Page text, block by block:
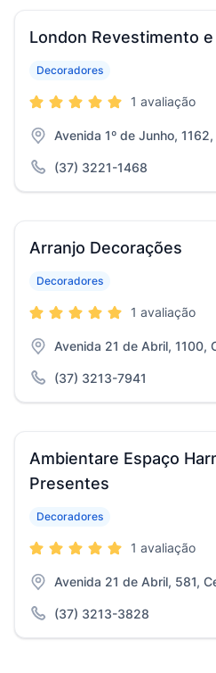
London Revestimento
Decoradores
1 avaliação
Avenida 1º de Junho,
(37) 3221-1468
Arranjo Decorações
Decoradores
1 avaliação
Avenida 21 de Abril, 1100,
(37) 3213-7941
Ambientare Espaço
Presentes
Decoradores
1 avaliação
Avenida 21 de Abril, 581,
(37) 3213-3828